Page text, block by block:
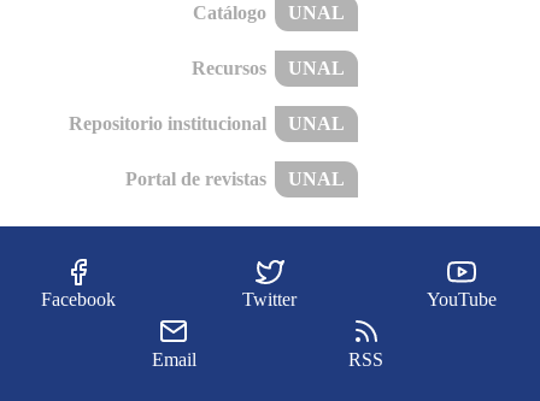
Catálogo UNAL
Recursos UNAL
Repositorio institucional UNAL
Portal de revistas UNAL
Facebook Twitter YouTube
Email RSS